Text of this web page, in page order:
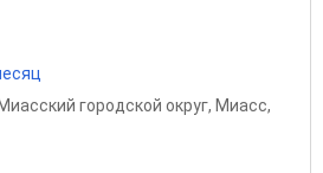
Миасский городской округ, Миасс,